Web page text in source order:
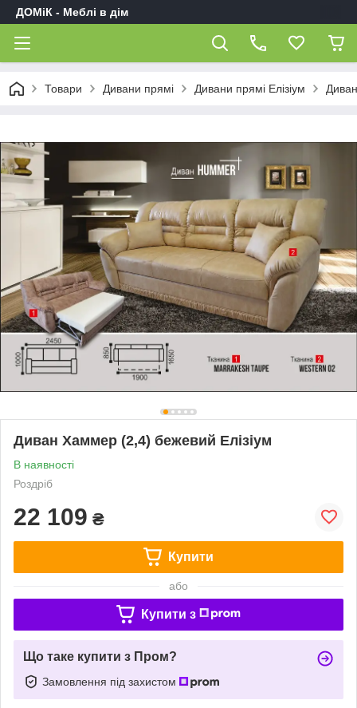
ДОМіК - Меблі в дім
Товари Дивани прямі Дивани прямі Елізіум
Диван Хаммер (2,4) бежевий Елізіум
В наявності
Роздріб
22 109 ₴
Купити
або
Купити з
Що таке купити з Пром?
Замовлення під захистом